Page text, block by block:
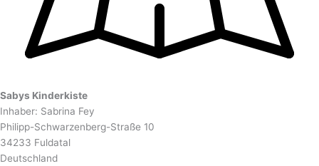
Sabys Kinderkiste
Inhaber: Sabrina Fey
Philipp-Schwarzenberg-Straße 10
34233 Fuldatal
Deutschland